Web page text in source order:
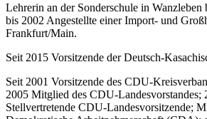
Lehrerin an der Sonderschule in Wanzleben
bis 2002 Angestellte einer Import- und
Frankfurt/Main.
Seit 2015 Vorsitzende der Deutsch-
Seit 2001 Vorsitzende des CDU-
2005 Mitglied des CDU-Landesvorstandes;
Stellvertretende CDU-Landesvorsitzende;